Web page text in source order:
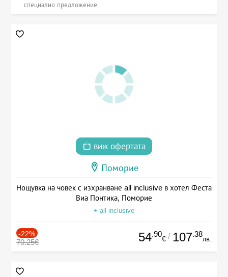
специално предложение
виж офертата
Поморие
Нощувка на човек с изхранване all inclusive в хотел Феста
Виа Понтика, Поморие
+ all inclusive
-22%
70.25€ 54.90
€ / 107.38
лв.